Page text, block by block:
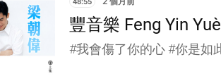
豐音樂 Feng Yin Yue
#我會傷了你的心 #你是如